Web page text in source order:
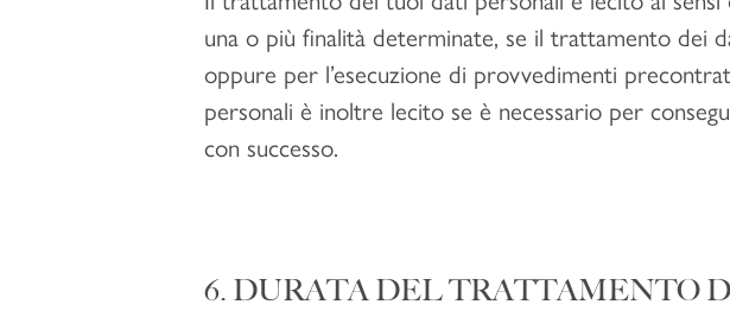
una o più finalità determinate, se il trattamento dei
oppure per l’esecuzione di provvedimenti
personali è inoltre lecito se è necessario per
con successo.
6. DURATA DEL TRATTAMENTO